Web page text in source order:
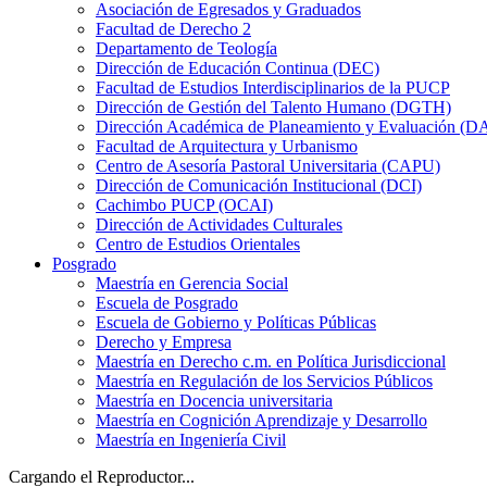
Asociación de Egresados y Graduados
Facultad de Derecho 2
Departamento de Teología
Dirección de Educación Continua (DEC)
Facultad de Estudios Interdisciplinarios de la PUCP
Dirección de Gestión del Talento Humano (DGTH)
Dirección Académica de Planeamiento y Evaluación
Facultad de Arquitectura y Urbanismo
Centro de Asesoría Pastoral Universitaria (CAPU)
Dirección de Comunicación Institucional (DCI)
Cachimbo PUCP (OCAI)
Dirección de Actividades Culturales
Centro de Estudios Orientales
Posgrado
Maestría en Gerencia Social
Escuela de Posgrado
Escuela de Gobierno y Políticas Públicas
Derecho y Empresa
Maestría en Derecho c.m. en Política Jurisdiccional
Maestría en Regulación de los Servicios Públicos
Maestría en Docencia universitaria
Maestría en Cognición Aprendizaje y Desarrollo
Maestría en Ingeniería Civil
Cargando el Reproductor...